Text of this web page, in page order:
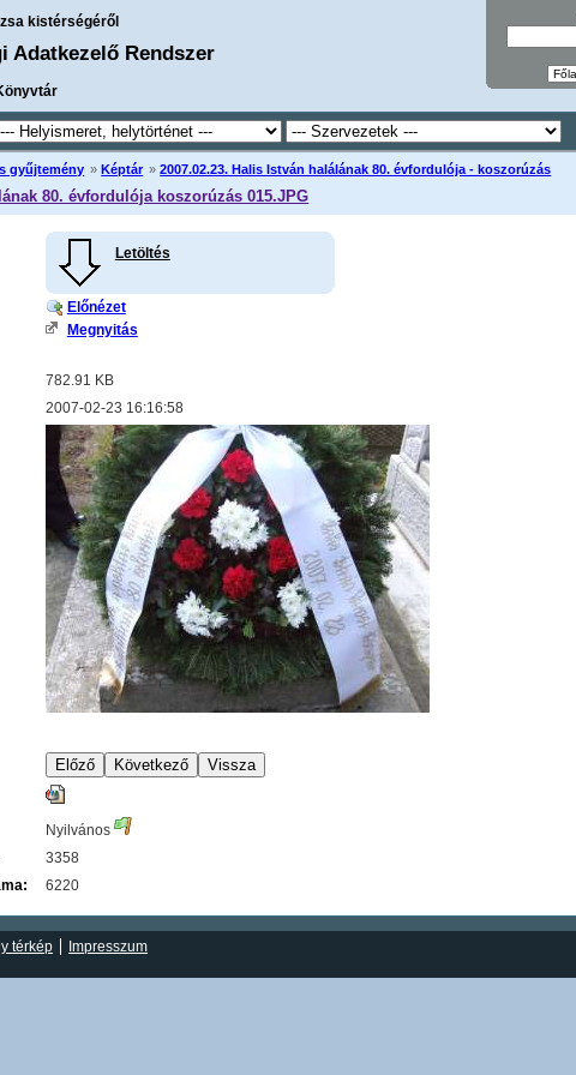
kistérségéről
Adatkezelő Rendszer
gyűjtemény » Képtár »2007.02.23. Halis István halálának 80. évfordulója - koszorúzás
80. évfordulója koszorúzás 015.JPG
Letöltés
Előnézet
Megnyitás
782.91 KB
2007-02-23 16:16:58
Nyilvános
3358
6220
térkép Impresszum